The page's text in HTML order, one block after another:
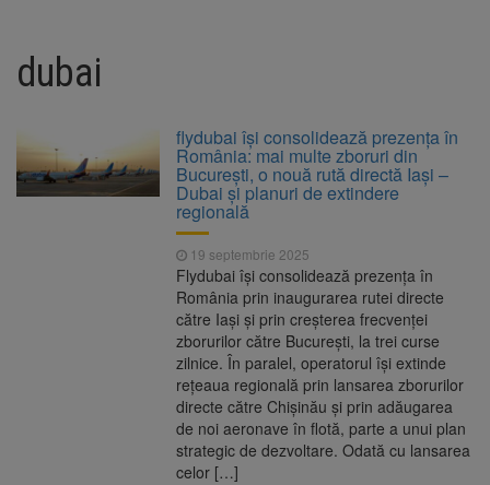
sistarea plăților către Brai-Cata și Comprest.
Motivul: platforme de gunoi neigienizate
Piața Star din Brașov au fost demolate
Platforma Belvedere de pe
Tâmpa intră în renovare. Contract de peste 1
milion de lei și termen de trei luni
Unul dintre cele mai mari
parcuri ale Brașovului va fi amenajat în
Bartolomeu-Avantgarden. Contractul a fost
Trafic blocat pe DN1E Brașov
– Poiana Brașov după un accident. Două
persoane primesc îngrijiri medicale
dubai
flydubai își consolidează prezența în
România: mai multe zboruri din
București, o nouă rută directă Iași –
Dubai și planuri de extindere
regională
19 septembrie 2025
Flydubai își consolidează prezența în
România prin inaugurarea rutei directe
către Iași și prin creșterea frecvenței
zborurilor către București, la trei curse
zilnice. În paralel, operatorul își extinde
rețeaua regională prin lansarea zborurilor
directe către Chișinău și prin adăugarea
de noi aeronave în flotă, parte a unui plan
strategic de dezvoltare. Odată cu lansarea
celor […]